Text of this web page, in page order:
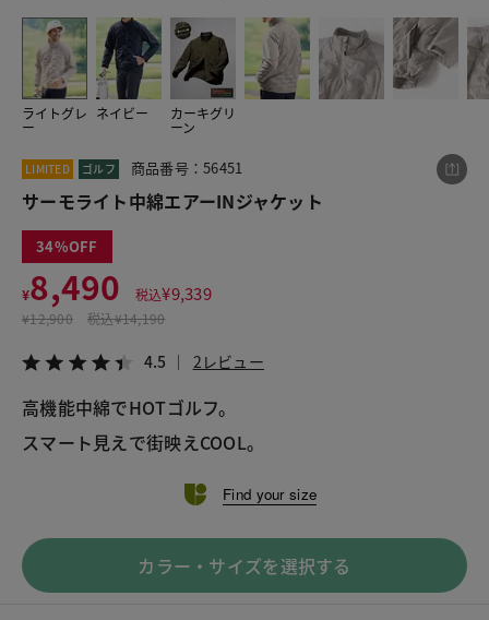
ライトグレ
ー
ネイビー カーキグリ
ーン
LIMITED ゴルフ 商品番号：56451
サーモライト中綿エアーINジャケット
34
¥8,490 税込¥9,339
¥12,900 税込¥14,190
4.5 2レビュー
高機能中綿でHOTゴルフ。
スマート見えで街映えCOOL。
Find your size
カラー・サイズを選択する
この商品をシェアする
サーモライト中綿エアーINジャケット
¥8,490 税込¥9,339
LINE X